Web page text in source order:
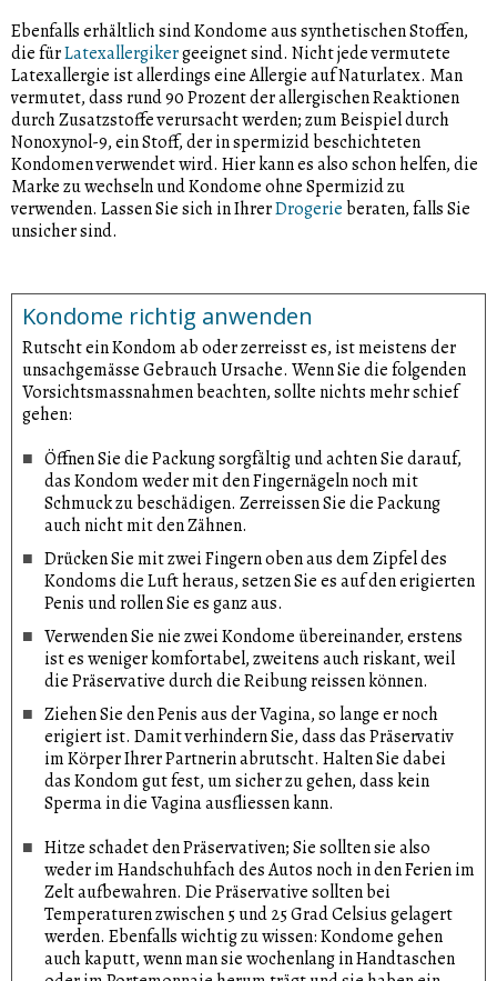
Ebenfalls erhältlich sind Kondome aus synthetischen Stoffen,
die fürLatexallergikergeeignet sind. Nicht jede vermutete
Latexallergie ist allerdings eine Allergie auf Naturlatex. Man
vermutet, dass rund 90 Prozent der allergischen Reaktionen
durch Zusatzstoffe verursacht werden; zum Beispiel durch
Nonoxynol-9, ein Stoff, der in spermizid beschichteten
Kondomen verwendet wird. Hier kann es also schon helfen, die
Marke zu wechseln und Kondome ohne Spermizid zu
verwenden. Lassen Sie sich in IhrerDrogerieberaten, falls Sie
unsicher sind.
Kondome richtig anwenden
Rutscht ein Kondom ab oder zerreisst es, ist meistens der
unsachgemässe Gebrauch Ursache. Wenn Sie die folgenden
Vorsichtsmassnahmen beachten, sollte nichts mehr schief
gehen:
Öffnen Sie die Packung sorgfältig und achten Sie darauf,
das Kondom weder mit den Fingernägeln noch mit
Schmuck zu beschädigen. Zerreissen Sie die Packung
auch nicht mit den Zähnen.
Drücken Sie mit zwei Fingern oben aus dem Zipfel des
Kondoms die Luft heraus, setzen Sie es auf den erigierten
Penis und rollen Sie es ganz aus.
Verwenden Sie nie zwei Kondome übereinander, erstens
ist es weniger komfortabel, zweitens auch riskant, weil
die Präservative durch die Reibung reissen können.
Ziehen Sie den Penis aus der Vagina, so lange er noch
erigiert ist. Damit verhindern Sie, dass das Präservativ
im Körper Ihrer Partnerin abrutscht. Halten Sie dabei
das Kondom gut fest, um sicher zu gehen, dass kein
Sperma in die Vagina ausfliessen kann.
Hitze schadet den Präservativen; Sie sollten sie also
weder im Handschuhfach des Autos noch in den Ferien im
Zelt aufbewahren. Die Präservative sollten bei
Temperaturen zwischen 5 und 25 Grad Celsius gelagert
werden. Ebenfalls wichtig zu wissen: Kondome gehen
auch kaputt, wenn man sie wochenlang in Handtaschen